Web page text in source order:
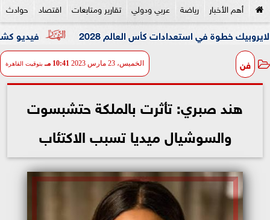
أهم الأخبار رياضة عربي ودولي تقارير ومتابعات اقتصاد حوادث
فيديو كشف المستور.. ضبط 3 عاطلين بحوزتهم «استروكس» في استعدادات كأس العالم 2028
فن الخميس، 23 مارس 2023 10:41 مـ بتوقيت القاهرة
هند صبري: تأثرت بالملكة حتشبسوت
والسوشيال ميديا تسبب الاكتئاب